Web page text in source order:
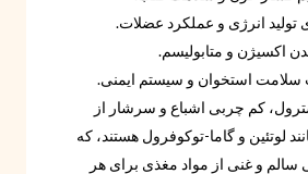
تولید انرژی و عملکرد عضلات.
اکسیژن و متابولیسم.
استخوان و سیستم ایمنی.
کم چربی اشباع و سرشار از
لوتئین و گاما-توکوفرول هستند، که
سالم و غنی از مواد مغذی برای هر